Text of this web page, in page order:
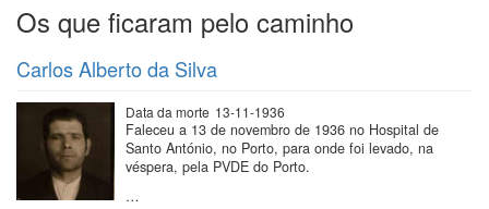
Os que ficaram pelo caminho
Carlos Alberto da Silva
Data da morte 13-11-1936
Faleceu a 13 de novembro de 1936 no Hospital de
Santo António, no Porto, para onde foi levado, na
véspera, pela PVDE do Porto.
…